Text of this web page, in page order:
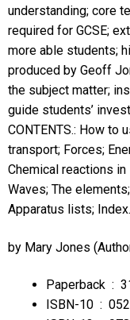
understanding; core
required for GCSE;
more able students;
produced by Geoff
the subject matter;
guide students’
CONTENTS.: How to
transport; Forces;
Chemical reactions
Waves; The
Apparatus lists; Index.
by Mary Jones
Paperback ‏ : ‎
ISBN-